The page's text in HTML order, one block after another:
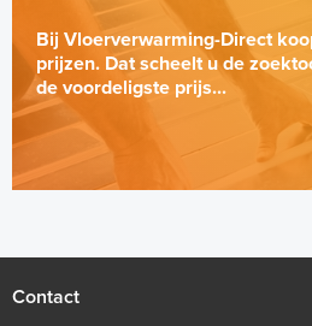
Bij Vloerverwarming-Direct
prijzen. Dat scheelt u de
de voordeligste prijs...
Contact